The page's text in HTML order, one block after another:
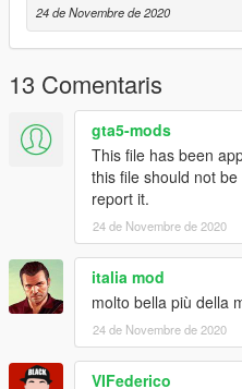
24 de Novembre de 2020
13 Comentaris
gta5-mods
This file has been
this file should not
report it.
24 de Novembre de 2020
italia mod
molto bella più della
24 de Novembre de 2020
VIFederico